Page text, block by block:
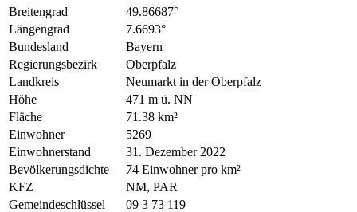
Breitengrad
49.86687°
Längengrad
7.6693°
Bundesland
Bayern
Regierungsbezirk
Oberpfalz
Landkreis
Neumarkt in der Oberpfalz
Höhe
471 m ü. NN
Fläche
71.38 km²
Einwohner
5269
Einwohnerstand
31. Dezember 2022
Bevölkerungsdichte
74 Einwohner pro km²
KFZ
NM, PAR
Gemeindeschlüssel
09 3 73 119